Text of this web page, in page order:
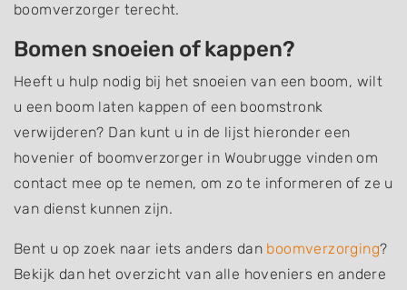
boomverzorger terecht.
Bomen snoeien of kappen?
Heeft u hulp nodig bij het snoeien van een boom, wilt
u een boom laten kappen of een boomstronk
verwijderen? Dan kunt u in de lijst hieronder een
hovenier of boomverzorger in Woubrugge vinden om
contact mee op te nemen, om zo te informeren of ze u
van dienst kunnen zijn.
Bent u op zoek naar iets anders dan boomverzorging?
Bekijk dan het overzicht van alle hoveniers en andere